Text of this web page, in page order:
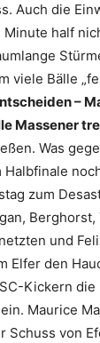
Auch die
half
viele Bälle
–
Massener
Was
zum
Berghorst,
und
Elfer den
Kickern die
Maurice
Schuss von